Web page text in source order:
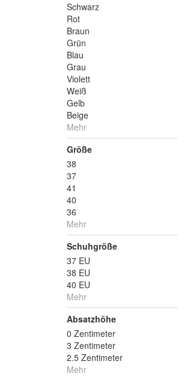
Schwarz
Rot
Braun
Grün
Blau
Grau
Violett
Weiß
Gelb
Beige
Mehr
Größe
38
37
41
40
36
Mehr
Schuhgröße
37 EU
38 EU
40 EU
Mehr
Absatzhöhe
0 Zentimeter
3 Zentimeter
2.5 Zentimeter
Mehr